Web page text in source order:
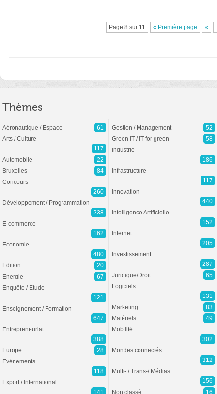
Page 8 sur 11 « Première page «
Thèmes
Aéronautique / Espace
61
Arts / Culture
117
Automobile
22
Bruxelles
84
Concours
260
Développement / Programmation
238
E-commerce
162
Economie
480
Edition
20
Energie
67
Enquête / Etude
121
Enseignement / Formation
647
Entrepreneuriat
388
Europe
28
Evénements
118
Export / International
141
Gestion / Management
52
Green IT / IT for green
58
Industrie
186
Infrastructure
117
Innovation
440
Intelligence Artificielle
152
Internet
205
Investissement
287
Juridique/Droit
65
Logiciels
131
Marketing
83
Matériels
49
Mobilité
302
Mondes connectés
312
Multi- / Trans-/ Médias
156
Non classé
16